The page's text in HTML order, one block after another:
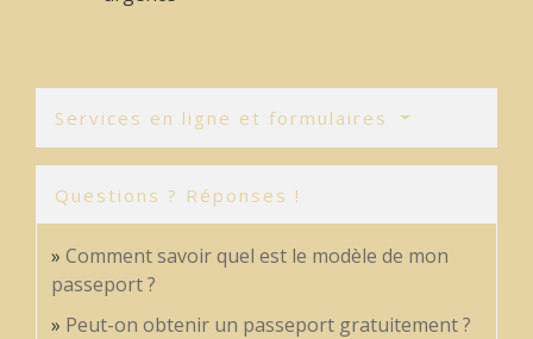
Services en ligne et formulaires
Questions ? Réponses !
Comment savoir quel est le modèle de mon
passeport ?
Peut-on obtenir un passeport gratuitement ?